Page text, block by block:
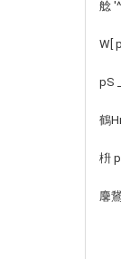
艌
W[
pS
鶴
枡
麐